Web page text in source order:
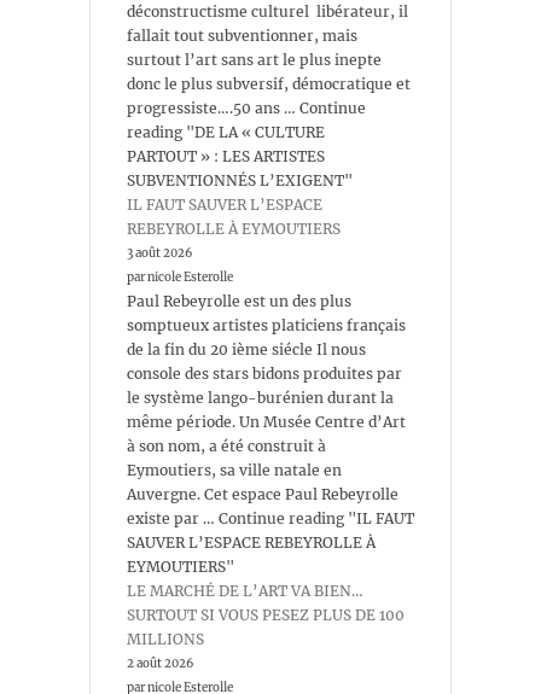
déconstructisme culturel libérateur, il
fallait tout subventionner, mais
surtout l’art sans art le plus inepte
donc le plus subversif, démocratique et
progressiste….50 ans … Continue
reading "DE LA « CULTURE
PARTOUT » : LES ARTISTES
SUBVENTIONNÉS L’EXIGENT"
IL FAUT SAUVER L’ESPACE
REBEYROLLE À EYMOUTIERS
3 août 2026
par nicole Esterolle
Paul Rebeyrolle est un des plus
somptueux artistes platiciens français
de la fin du 20 ième siécle Il nous
console des stars bidons produites par
le système lango-burénien durant la
même période. Un Musée Centre d’Art
à son nom, a été construit à
Eymoutiers, sa ville natale en
Auvergne. Cet espace Paul Rebeyrolle
existe par … Continue reading "IL FAUT
SAUVER L’ESPACE REBEYROLLE À
EYMOUTIERS"
LE MARCHÉ DE L’ART VA BIEN…
SURTOUT SI VOUS PESEZ PLUS DE 100
MILLIONS
2 août 2026
par nicole Esterolle